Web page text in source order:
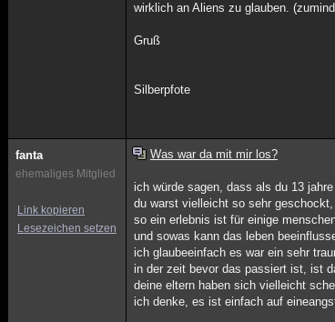
wirklich an Aliens zu glauben.
Gruß
Silberpfote
fanta
ehemaliges Mitglied
Link kopieren
Lesezeichen setzen
Was war da mit mir los?
ich würde sagen, dass als du 13
du warst vielleicht so sehr
so ein erlebnis ist für einige
und sowas kann das leben
ich glaubeeinfach es war ein sehr
in der zeit bevor das passiert ist, ist
deine eltern haben sich vielleicht
ich denke, es ist einfach auf